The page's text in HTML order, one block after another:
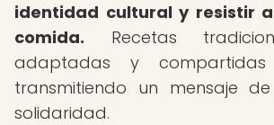
identidad cultural y resistir
comida. Recetas
adaptadas y
transmitiendo un mensaje
solidaridad.